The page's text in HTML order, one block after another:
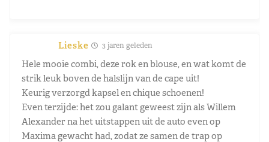
Lieske 3 jaren geleden
Hele mooie combi, deze rok en blouse, en wat komt de
strik leuk boven de halslijn van de cape uit!
Keurig verzorgd kapsel en chique schoenen!
Even terzijde: het zou galant geweest zijn als Willem
Alexander na het uitstappen uit de auto even op
Maxima gewacht had, zodat ze samen de trap op